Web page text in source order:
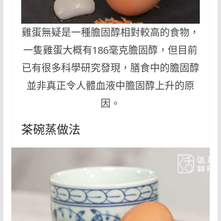
雞蛋無疑是一種膽固醇相對較高的食物，
一隻雞蛋大概有186毫克膽固醇，但目前
已有很多科學研究發現，膳食中的膽固醇
並非真正令人體血液中膽固醇上升的原
因。
茶碗蒸做法